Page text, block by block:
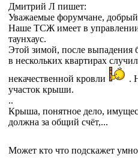
Дмитрий Л пишет:
Уважаемые форумчане, добрый
Наше ТСЖ имеет в
таунхаус.
Этой зимой, после выпадения
в нескольких квартирах
некачественной кровли
.
участок крыши.
..
Крыша, понятное дело,
должна за общий счёт,...
Может кто что подскажет